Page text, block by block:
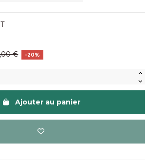
€ -20%
Ajouter au panier